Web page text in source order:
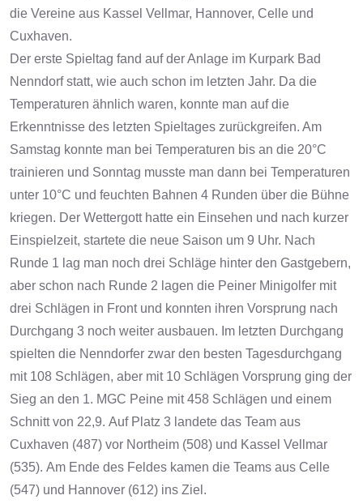
die Vereine aus Kassel Vellmar, Hannover, Celle und
Cuxhaven.
Der erste Spieltag fand auf der Anlage im Kurpark Bad
Nenndorf statt, wie auch schon im letzten Jahr. Da die
Temperaturen ähnlich waren, konnte man auf die
Erkenntnisse des letzten Spieltages zurückgreifen. Am
Samstag konnte man bei Temperaturen bis an die 20°C
trainieren und Sonntag musste man dann bei Temperaturen
unter 10°C und feuchten Bahnen 4 Runden über die Bühne
kriegen. Der Wettergott hatte ein Einsehen und nach kurzer
Einspielzeit, startete die neue Saison um 9 Uhr. Nach
Runde 1 lag man noch drei Schläge hinter den Gastgebern,
aber schon nach Runde 2 lagen die Peiner Minigolfer mit
drei Schlägen in Front und konnten ihren Vorsprung nach
Durchgang 3 noch weiter ausbauen. Im letzten Durchgang
spielten die Nenndorfer zwar den besten Tagesdurchgang
mit 108 Schlägen, aber mit 10 Schlägen Vorsprung ging der
Sieg an den 1. MGC Peine mit 458 Schlägen und einem
Schnitt von 22,9. Auf Platz 3 landete das Team aus
Cuxhaven (487) vor Northeim (508) und Kassel Vellmar
(535). Am Ende des Feldes kamen die Teams aus Celle
(547) und Hannover (612) ins Ziel.